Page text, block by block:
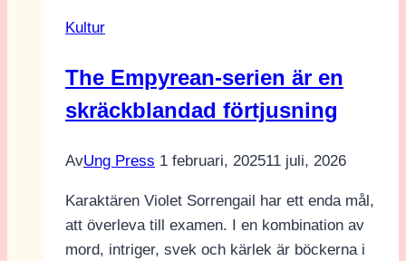
Kultur
The Empyrean-serien är en
skräckblandad förtjusning
AvUng Press 1 februari, 202511 juli, 2026
Karaktären Violet Sorrengail har ett enda mål,
att överleva till examen. I en kombination av
mord, intriger, svek och kärlek är böckerna i